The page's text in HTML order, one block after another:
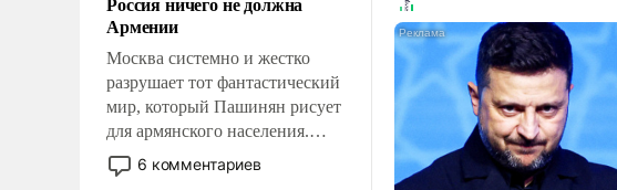
уязвимости США, например,
перед Китаем.
Армении
Москва системно и жестко
разрушает тот фантастический
мир, который Пашинян рисует
для армянского населения.
Мир, где этому населению все
должны просто по
6 комментариев